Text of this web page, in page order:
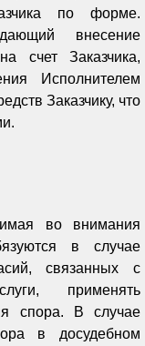
по форме.
внесение
счет Заказчика,
Исполнителем
Заказчику, что
во внимания
в случае
связанных с
применять
спора. В случае
в досудебном